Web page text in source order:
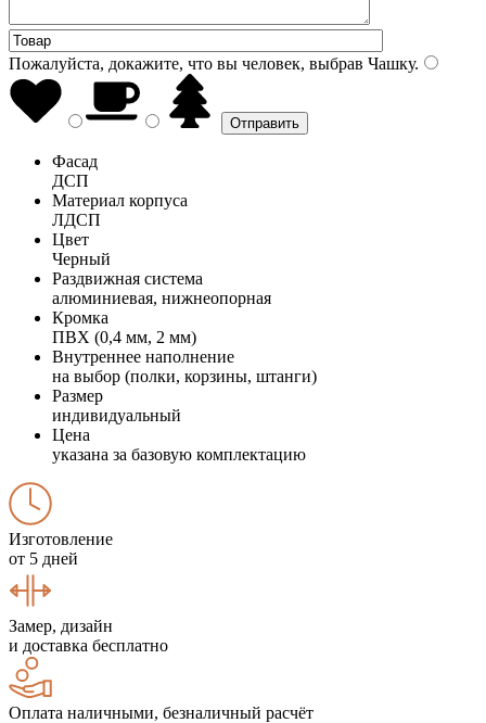
Пожалуйста, докажите, что вы человек, выбрав Чашку.
Фасад
ДСП
Материал корпуса
ЛДСП
Цвет
Черный
Раздвижная система
алюминиевая, нижнеопорная
Кромка
ПВХ (0,4 мм, 2 мм)
Внутреннее наполнение
на выбор (полки, корзины, штанги)
Размер
индивидуальный
Цена
указана за базовую комплектацию
Изготовление
от 5 дней
Замер, дизайн
и доставка бесплатно
Оплата наличными, безналичный расчёт